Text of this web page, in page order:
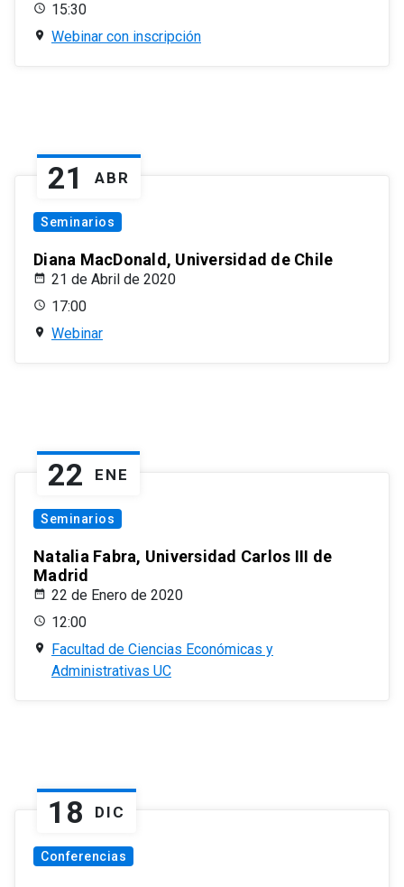
15:30
Webinar con inscripción
21 ABR
Seminarios
Diana MacDonald, Universidad de Chile
21 de Abril de 2020
17:00
Webinar
22 ENE
Seminarios
Natalia Fabra, Universidad Carlos III de
Madrid
22 de Enero de 2020
12:00
Facultad de Ciencias Económicas y
Administrativas UC
18 DIC
Conferencias